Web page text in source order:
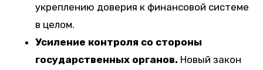
укреплению доверия к финансовой системе
в целом.
Усиление контроля со стороны
государственных органов. Новый закон